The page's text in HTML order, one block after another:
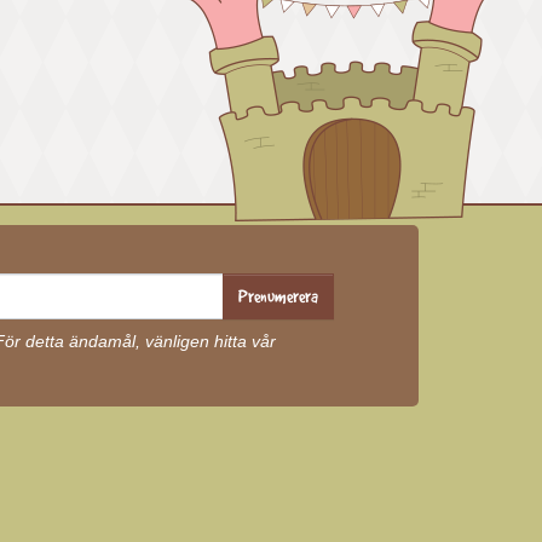
Prenumerera
detta ändamål, vänligen hitta vår